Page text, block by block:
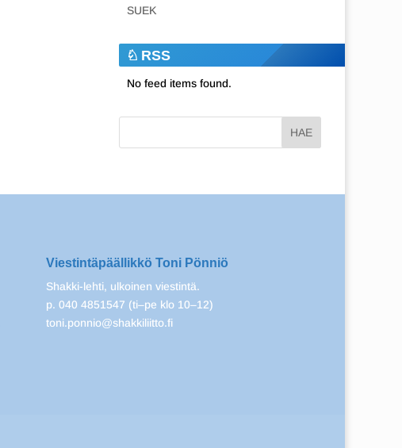
SUEK
RSS
No feed items found.
Viestintäpäällikkö Toni Pönniö
Shakki-lehti, ulkoinen viestintä.
p. 040 4851547 (ti–pe klo 10–12)
toni.ponnio@shakkiliitto.fi